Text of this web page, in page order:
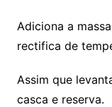
Adiciona a
rectifica de
Assim que
casca e reserva.